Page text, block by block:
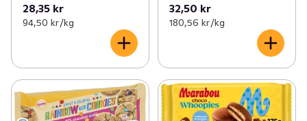
28,35 kr
94,50 kr /kg
32,50 kr
180,56 kr /kg